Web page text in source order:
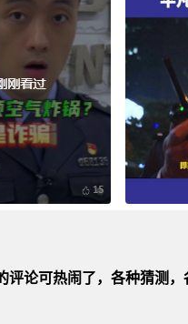
评论可热闹了，各种猜测